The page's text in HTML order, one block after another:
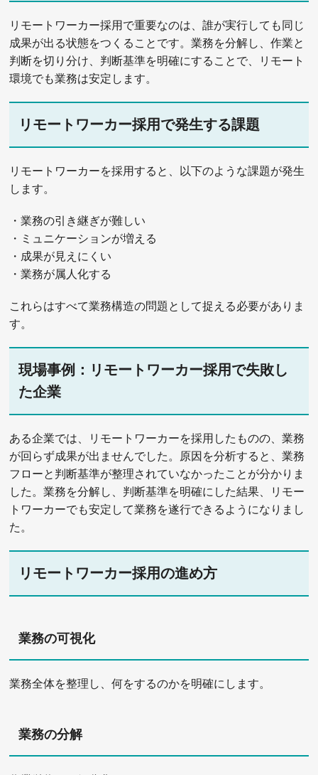
リモートワーカー採用で重要なのは、誰が実行しても同じ
成果が出る状態をつくることです。業務を分解し、作業と
判断を切り分け、判断基準を明確にすることで、リモート
環境でも業務は安定します。
リモートワーカー採用で発生する課題
リモートワーカーを採用すると、以下のような課題が発生
します。
・業務の引き継ぎが難しい
・ミュニケーションが増える
・成果が見えにくい
・業務が属人化する
これらはすべて業務構造の問題として捉える必要がありま
す。
現場事例：リモートワーカー採用で失敗し
た企業
ある企業では、リモートワーカーを採用したものの、業務
が回らず成果が出ませんでした。原因を分析すると、業務
フローと判断基準が整理されていなかったことが分かりま
した。業務を分解し、判断基準を明確にした結果、リモー
トワーカーでも安定して業務を遂行できるようになりまし
た。
リモートワーカー採用の進め方
業務の可視化
業務全体を整理し、何をするのかを明確にします。
業務の分解